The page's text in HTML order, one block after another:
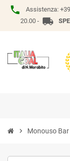
phone Assistenza:
20.00 - local_shipping
chevron_right Monouso